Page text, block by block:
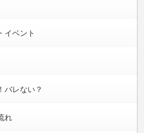
イベント
バレない？
れ